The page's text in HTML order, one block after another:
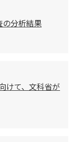
分析結果
けて、文科省が